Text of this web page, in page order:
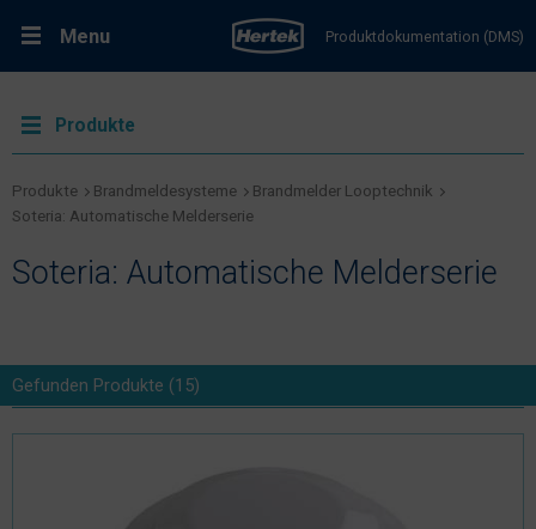
Menu
Produkte
Kundenservice & Dienstleistungen
Fachportal Brandschutz
Produktdokumentation (DMS)
Produkte
Produkte Brandmeldesysteme
Brandmelder Looptechnik
Soteria: Automatische Melderserie
Soteria: Automatische Melderserie
Gefunden Produkte (15)